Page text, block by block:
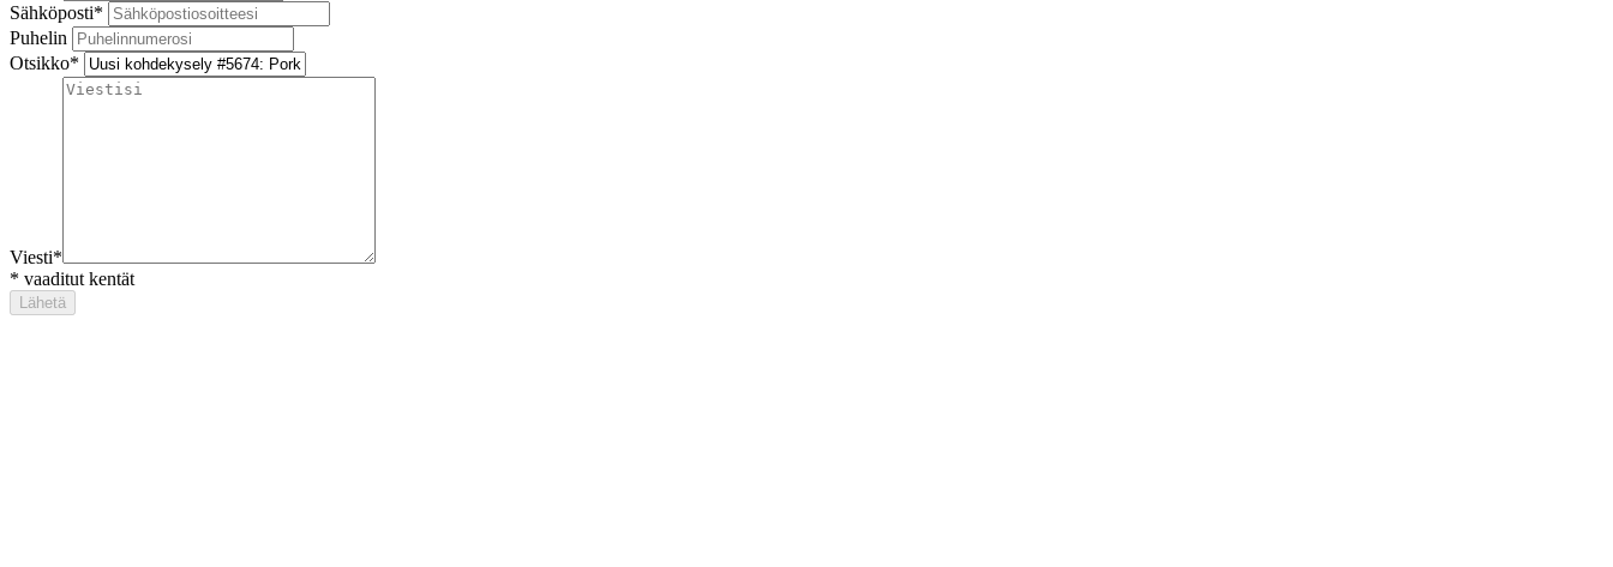
Sähköposti*
Puhelin
Otsikko*
Viesti*
* vaaditut kentät